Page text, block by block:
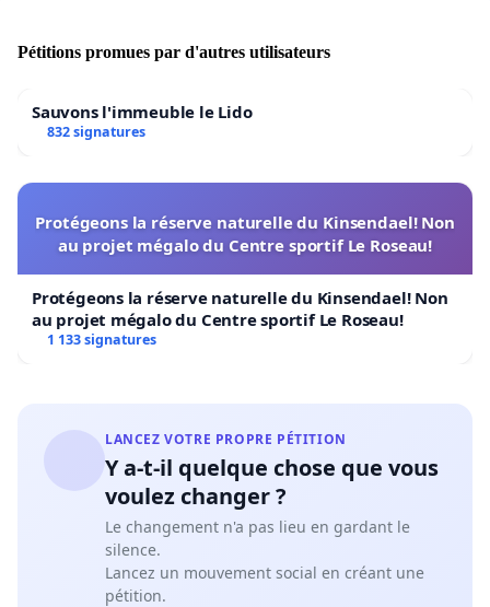
Pétitions promues par d'autres utilisateurs
Sauvons l'immeuble le Lido
832 signatures
Protégeons la réserve naturelle du Kinsendael! Non
au projet mégalo du Centre sportif Le Roseau!
Protégeons la réserve naturelle du Kinsendael! Non
au projet mégalo du Centre sportif Le Roseau!
1 133 signatures
LANCEZ VOTRE PROPRE PÉTITION
Y a-t-il quelque chose que vous
voulez changer ?
Le changement n'a pas lieu en gardant le
silence.
Lancez un mouvement social en créant une
pétition.